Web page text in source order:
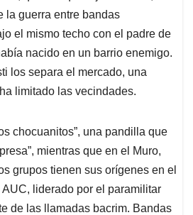
la guerra entre bandas
el mismo techo con el padre de
nacido en un barrio enemigo.
los separa el mercado, una
limitado las vecindades.
chocuanitos”, una pandilla que
mientras que en el Muro,
grupos tienen sus orígenes en el
liderado por el paramilitar
de las llamadas bacrim. Bandas